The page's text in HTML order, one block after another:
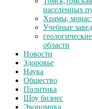
населенных
Храмы,
Учебные
области
Новости
Здоровье
Наука
Общество
Политика
Шоу бизнес
Экономика